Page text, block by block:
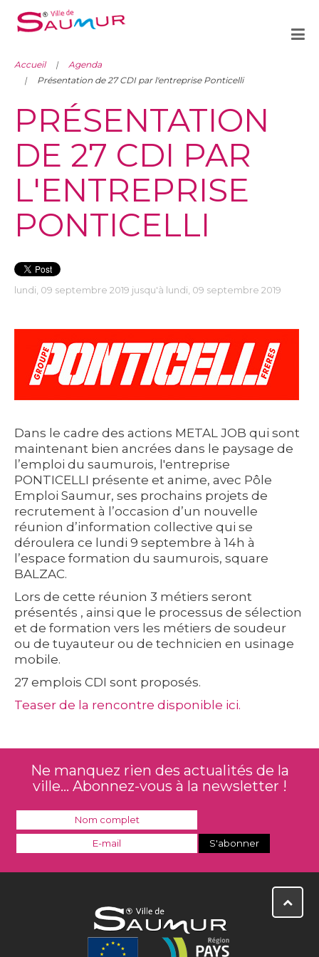
Accueil
Agenda
Présentation de 27 CDI par l'entreprise Ponticelli
PRÉSENTATION
DE 27 CDI PAR
L'ENTREPRISE
PONTICELLI
lundi, 09 septembre 2019 jusqu'à lundi, 09 septembre 2019
Dans le cadre des actions METAL JOB qui sont
maintenant bien ancrées dans le paysage de
l’emploi du saumurois, l'entreprise
PONTICELLI présente et anime, avec Pôle
Emploi Saumur, ses prochains projets de
recrutement à l’occasion d’un nouvelle
réunion d’information collective qui se
déroulera ce lundi 9 septembre à 14h à
l’espace formation du saumurois, square
BALZAC.
Lors de cette réunion 3 métiers seront
présentés , ainsi que le processus de sélection
et de formation vers les métiers de soudeur
ou de tuyauteur ou de technicien en usinage
mobile.
27 emplois CDI sont proposés.
Teaser de la rencontre disponible ici.
Ne manquez rien des actualités de la
ville... Abonnez-vous à la newsletter !